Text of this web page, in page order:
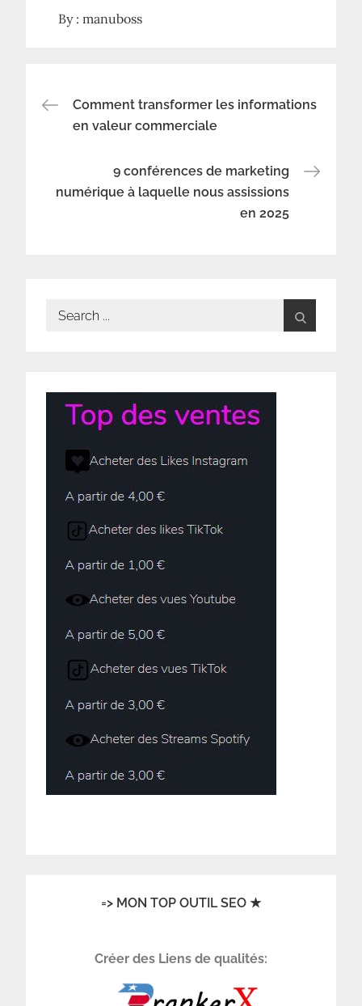
By :manuboss
Navigation
l’article
Comment transformer les informations
en valeur commerciale
9 conférences de marketing
numérique à laquelle nous assissions
en 2025
Search
=> MON TOP OUTIL SEO ★
Créer des Liens de qualités: